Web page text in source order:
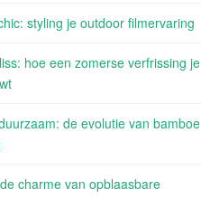
styling je outdoor filmervaring
hoe een zomerse verfrissing je
de evolutie van bamboe
charme van opblaasbare